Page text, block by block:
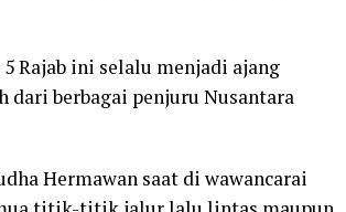
Rajab ini selalu menjadi ajang
dari berbagai penjuru Nusantara
Hermawan saat di wawancarai